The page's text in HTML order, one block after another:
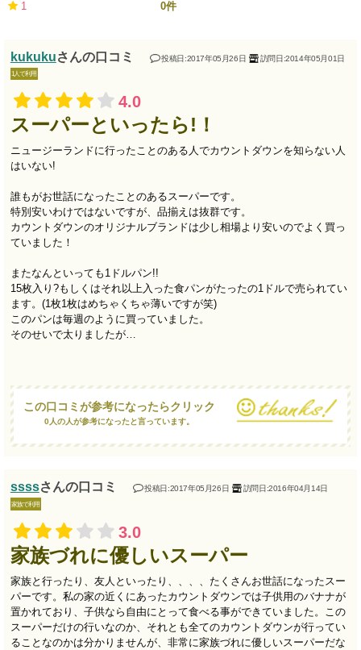
1
0件
kukukuさんの口コミ 投稿日:2017年05月26日 訪問日:2014年05月01日
1人で利用
4.0
スーパーといったら!！
ニュージーランドに行ったことのある人でカウントダウンを知らない人
はいない!
誰もがお世話になったことのあるスーパーです。
特別安いわけではないですが、品揃えは抜群です。
カウントダウンのオリジナルブランドは少し相場より安いのでよく買っ
ていました！
またなんといっても1ドルパン!!
15枚入り?もしくはそれ以上入った食パンがたったの1ドルで売られてい
ます。(1枚1枚はめちゃくちゃ薄いですが笑)
このパンは毎週のように買っていました。
そのせいで太りましたが…
この口コミが参考になったらクリック
0人の人が参考になったと言っています。
ssssさんの口コミ 投稿日:2017年05月26日 訪問日:2016年04月14日
家族で利用
3.0
家族づれに優しいスーパー
家族と行ったり、友人といったり、、、、たくさんお世話になったスー
パーです。私の家の近くにあったカウントダウンでは子供用のバナナが
置かれており、子供なら自由にとって食べる事ができていました。この
スーパーだけの行いなのか、それとも全てのカウントダウンが行ってい
ることなのかは分かりませんが、非常に家族づれに優しいスーパーだな